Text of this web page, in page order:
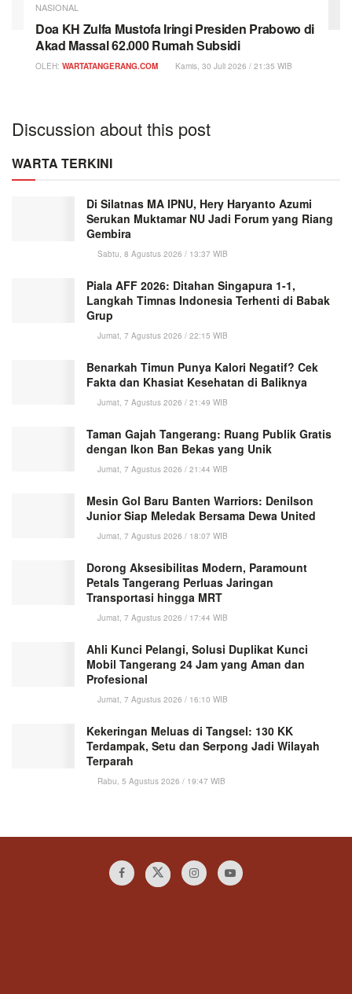
NASIONAL
Doa KH Zulfa Mustofa Iringi Presiden Prabowo di
Akad Massal 62.000 Rumah Subsidi
OLEH: WARTATANGERANG.COM Kamis, 30 Juli 2026 / 21:35 WIB
Discussion about this post
WARTA TERKINI
Di Silatnas MA IPNU, Hery Haryanto Azumi
Serukan Muktamar NU Jadi Forum yang Riang
Gembira
Sabtu, 8 Agustus 2026 / 13:37 WIB
Piala AFF 2026: Ditahan Singapura 1-1,
Langkah Timnas Indonesia Terhenti di Babak
Grup
Jumat, 7 Agustus 2026 / 22:15 WIB
Benarkah Timun Punya Kalori Negatif? Cek
Fakta dan Khasiat Kesehatan di Baliknya
Jumat, 7 Agustus 2026 / 21:49 WIB
Taman Gajah Tangerang: Ruang Publik Gratis
dengan Ikon Ban Bekas yang Unik
Jumat, 7 Agustus 2026 / 21:44 WIB
Mesin Gol Baru Banten Warriors: Denilson
Junior Siap Meledak Bersama Dewa United
Jumat, 7 Agustus 2026 / 18:07 WIB
Dorong Aksesibilitas Modern, Paramount
Petals Tangerang Perluas Jaringan
Transportasi hingga MRT
Jumat, 7 Agustus 2026 / 17:44 WIB
Ahli Kunci Pelangi, Solusi Duplikat Kunci
Mobil Tangerang 24 Jam yang Aman dan
Profesional
Jumat, 7 Agustus 2026 / 16:10 WIB
Kekeringan Meluas di Tangsel: 130 KK
Terdampak, Setu dan Serpong Jadi Wilayah
Terparah
Rabu, 5 Agustus 2026 / 19:47 WIB